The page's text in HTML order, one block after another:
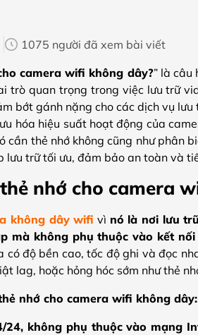
1075 người đã xem bài viết
camera wifi không dây?” là câu
trò quan trọng trong việc lưu trữ
bớt gánh nặng cho các dịch vụ
hóa hiệu suất hoạt động của
cần thẻ nhớ không cũng như phân
lưu trữ tối ưu, đảm bảo an toàn và
nhớ cho camera
không dây wifi vì nó là nơi lưu
mà không phụ thuộc vào kết
có độ bền cao, tốc độ ghi và đọc
lag, hoặc hỏng hóc sớm như thẻ
nhớ cho camera wifi không dây:
24, không phụ thuộc vào mạng